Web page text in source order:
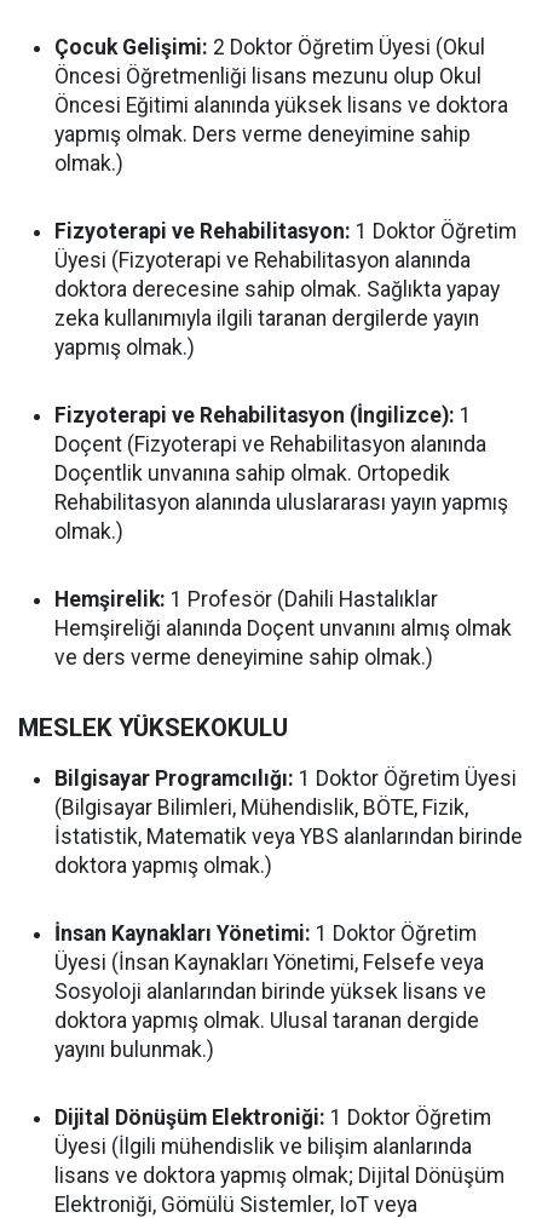
Çocuk Gelişimi: 2 Doktor Öğretim Üyesi (Okul
Öncesi Öğretmenliği lisans mezunu olup Okul
Öncesi Eğitimi alanında yüksek lisans ve doktora
yapmış olmak. Ders verme deneyimine sahip
olmak.)
Fizyoterapi ve Rehabilitasyon: 1 Doktor Öğretim
Üyesi (Fizyoterapi ve Rehabilitasyon alanında
doktora derecesine sahip olmak. Sağlıkta yapay
zeka kullanımıyla ilgili taranan dergilerde yayın
yapmış olmak.)
Fizyoterapi ve Rehabilitasyon (İngilizce): 1
Doçent (Fizyoterapi ve Rehabilitasyon alanında
Doçentlik unvanına sahip olmak. Ortopedik
Rehabilitasyon alanında uluslararası yayın yapmış
olmak.)
Hemşirelik: 1 Profesör (Dahili Hastalıklar
Hemşireliği alanında Doçent unvanını almış olmak
ve ders verme deneyimine sahip olmak.)
MESLEK YÜKSEKOKULU
Bilgisayar Programcılığı: 1 Doktor Öğretim Üyesi
(Bilgisayar Bilimleri, Mühendislik, BÖTE, Fizik,
İstatistik, Matematik veya YBS alanlarından birinde
doktora yapmış olmak.)
İnsan Kaynakları Yönetimi: 1 Doktor Öğretim
Üyesi (İnsan Kaynakları Yönetimi, Felsefe veya
Sosyoloji alanlarından birinde yüksek lisans ve
doktora yapmış olmak. Ulusal taranan dergide
yayını bulunmak.)
Dijital Dönüşüm Elektroniği: 1 Doktor Öğretim
Üyesi (İlgili mühendislik ve bilişim alanlarında
lisans ve doktora yapmış olmak; Dijital Dönüşüm
Elektroniği, Gömülü Sistemler, IoT veya